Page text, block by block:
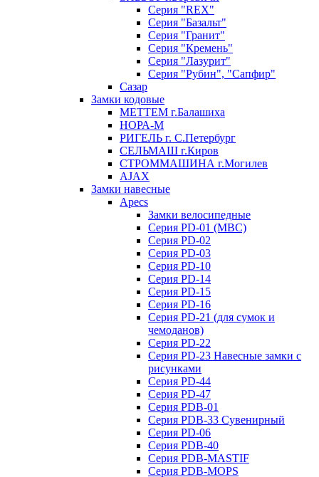
Серия "REX"
Серия "Базальт"
Серия "Гранит"
Серия "Кремень"
Серия "Лазурит"
Серия "Рубин", "Сапфир"
Сазар
Замки кодовые
МЕТТЕМ г.Балашиха
НОРА-М
РИГЕЛЬ г. С.Петербург
СЕЛЬМАШ г.Киров
СТРОММАШИНА г.Могилев
AJAX
Замки навесные
Apecs
Замки велосипедные
Серия PD-01 (МВС)
Серия PD-02
Серия PD-03
Серия PD-10
Серия PD-14
Серия PD-15
Серия PD-16
Серия PD-21 (для сумок и
чемоданов)
Серия PD-22
Серия PD-23 Навесные замки с
рисунками
Серия PD-44
Серия PD-47
Серия PDB-01
Серия PDB-33 Сувенирный
Серия PD-06
Серия PDB-40
Серия PDB-MASTIF
Серия PDB-MOPS